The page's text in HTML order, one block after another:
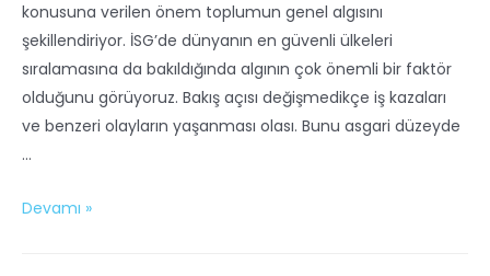
konusuna verilen önem toplumun genel algısını
şekillendiriyor. İSG’de dünyanın en güvenli ülkeleri
sıralamasına da bakıldığında algının çok önemli bir faktör
olduğunu görüyoruz. Bakış açısı değişmedikçe iş kazaları
ve benzeri olayların yaşanması olası. Bunu asgari düzeyde
…
Devamı »